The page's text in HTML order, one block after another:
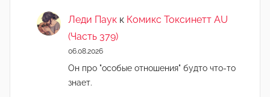
Леди Паук к Комикс Токсинетт AU
(Часть 379)
06.08.2026
Он про "особые отношения" будто что-то
знает.